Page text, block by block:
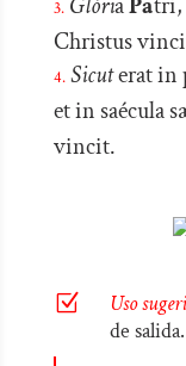
3.
Christus
4. Sicuterat in
et in saécula
vincit.
Z Uso
de salida.